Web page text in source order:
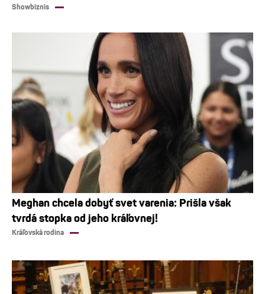
Showbiznis
Meghan chcela dobyť svet varenia: Prišla však
tvrdá stopka od jeho kráľovnej!
Kráľovská rodina